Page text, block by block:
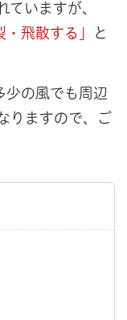
ていますが、
・飛散する」
と
少の風でも周辺
りますので、ご